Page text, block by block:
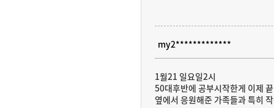
my2*************
1월21 일요일2시
50대후반에 공부시작한게 이제
옆에서 응원해준 가족들과 특히